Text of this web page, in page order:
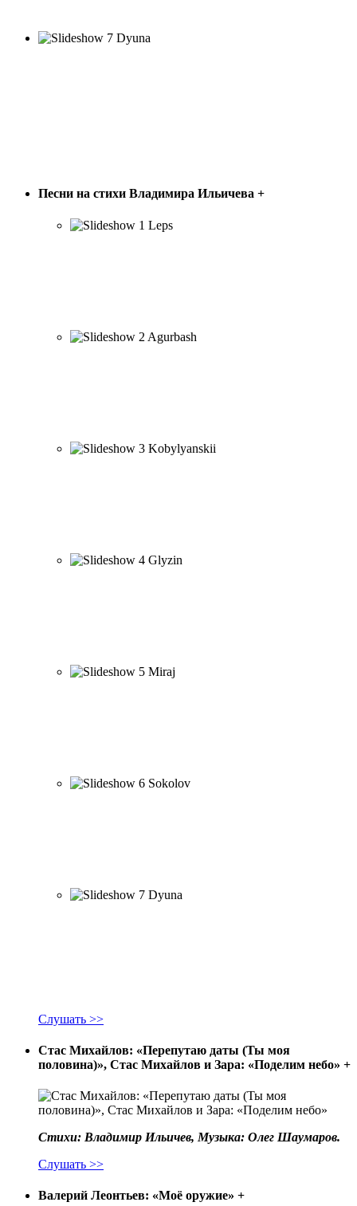
Песни на стихи Владимира Ильичева +
Слушать >>
Стас Михайлов: «Перепутаю даты (Ты моя
половина)», Стас Михайлов и Зара: «Поделим небо» +
Стихи: Владимир Ильичев, Музыка: Олег Шаумаров.
Слушать >>
Валерий Леонтьев: «Моё оружие» +